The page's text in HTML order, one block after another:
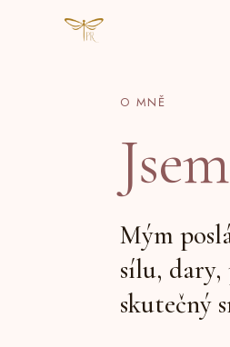
O MNĚ
Mým
sílu, dary,
skutečný